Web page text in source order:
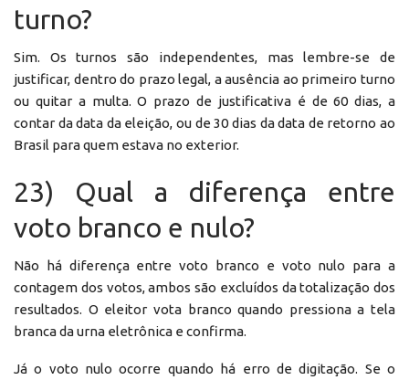
turno?
Sim. Os turnos são independentes, mas lembre-se de
justificar, dentro do prazo legal, a ausência ao primeiro turno
ou quitar a multa. O prazo de justificativa é de 60 dias, a
contar da data da eleição, ou de 30 dias da data de retorno ao
Brasil para quem estava no exterior.
23) Qual a diferença entre
voto branco e nulo?
Não há diferença entre voto branco e voto nulo para a
contagem dos votos, ambos são excluídos da totalização dos
resultados. O eleitor vota branco quando pressiona a tela
branca da urna eletrônica e confirma.
Já o voto nulo ocorre quando há erro de digitação. Se o